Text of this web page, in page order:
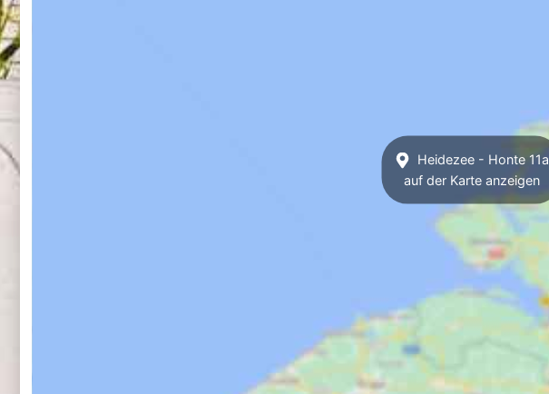
Heidezee - Honte 11a
auf der Karte anzeigen